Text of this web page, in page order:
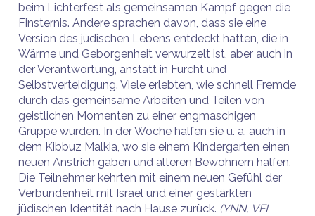
beim Lichterfest als gemeinsamen Kampf gegen die
Finsternis. Andere sprachen davon, dass sie eine
Version des jüdischen Lebens entdeckt hätten, die in
Wärme und Geborgenheit verwurzelt ist, aber auch in
der Verantwortung, anstatt in Furcht und
Selbstverteidigung. Viele erlebten, wie schnell Fremde
durch das gemeinsame Arbeiten und Teilen von
geistlichen Momenten zu einer engmaschigen
Gruppe wurden. In der Woche halfen sie u. a. auch in
dem Kibbuz Malkia, wo sie einem Kindergarten einen
neuen Anstrich gaben und älteren Bewohnern halfen.
Die Teilnehmer kehrten mit einem neuen Gefühl der
Verbundenheit mit Israel und einer gestärkten
jüdischen Identität nach Hause zurück. (YNN, VFI